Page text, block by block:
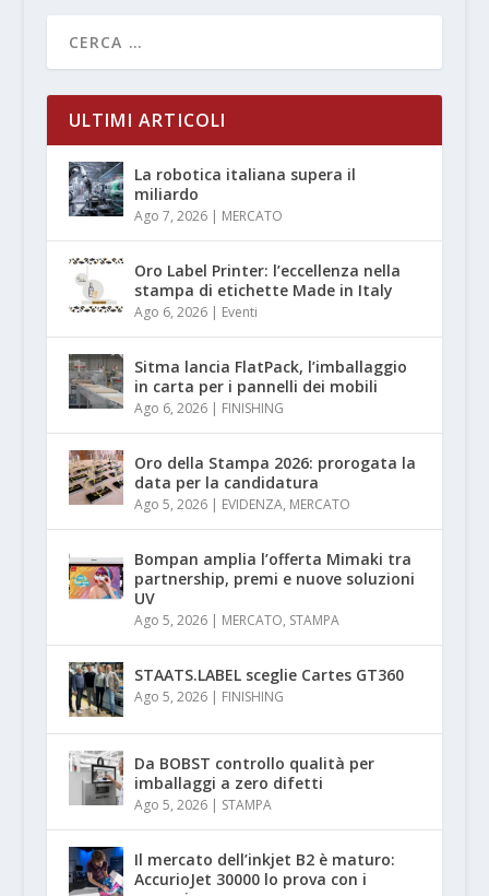
ULTIMI ARTICOLI
La robotica italiana supera il
miliardo
Ago 7, 2026| MERCATO
Oro Label Printer: l’eccellenza nella
stampa di etichette Made in Italy
Ago 6, 2026| Eventi
Sitma lancia FlatPack, l’imballaggio
in carta per i pannelli dei mobili
Ago 6, 2026| FINISHING
Oro della Stampa 2026: prorogata la
data per la candidatura
Ago 5, 2026| EVIDENZA, MERCATO
Bompan amplia l’offerta Mimaki tra
partnership, premi e nuove soluzioni
UV
Ago 5, 2026| MERCATO, STAMPA
STAATS.LABEL sceglie Cartes GT360
Ago 5, 2026| FINISHING
Da BOBST controllo qualità per
imballaggi a zero difetti
Ago 5, 2026| STAMPA
Il mercato dell’inkjet B2 è maturo:
AccurioJet 30000 lo prova con i